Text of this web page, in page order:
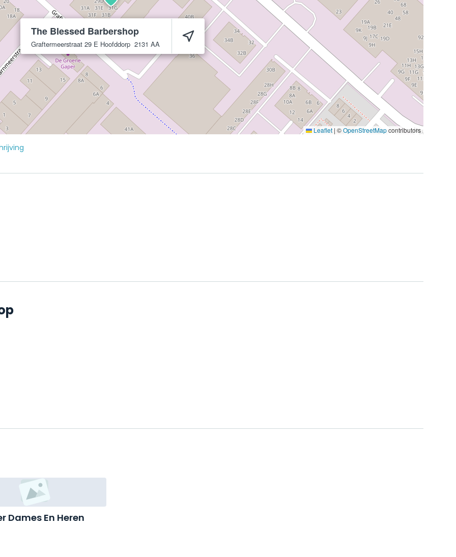
The Blessed Barbershop
Graftermeerstraat 29 E Hoofddorp 2131 AA
Leaflet| ©OpenStreetMapcontributors
Dames En Heren